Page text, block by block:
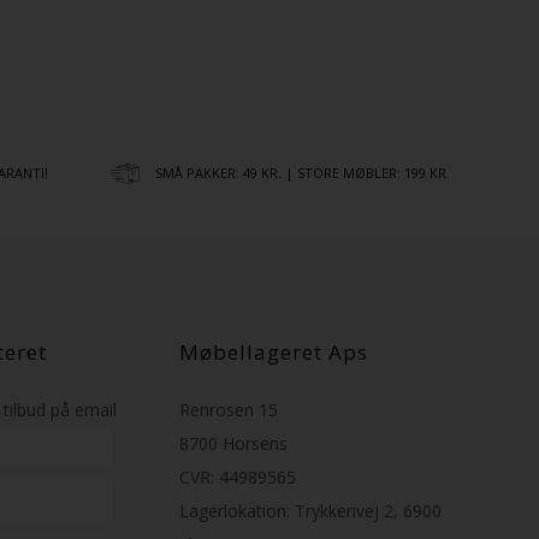
SMÅ PAKKER: 49 KR. | STORE MØBLER: 199 KR.
på email
Møbellageret Aps
Renrosen 15
8700 Horsens
CVR: 44989565
Lagerlokation: Trykkerivej 2, 6900